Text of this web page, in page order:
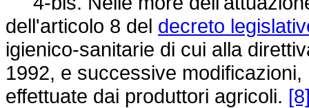
dell'articolo 8 del decreto
igienico-sanitarie di cui alla
1992, e successive
effettuate dai produttori agricoli.